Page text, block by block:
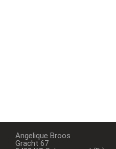
Angelique Broos
Gracht 67